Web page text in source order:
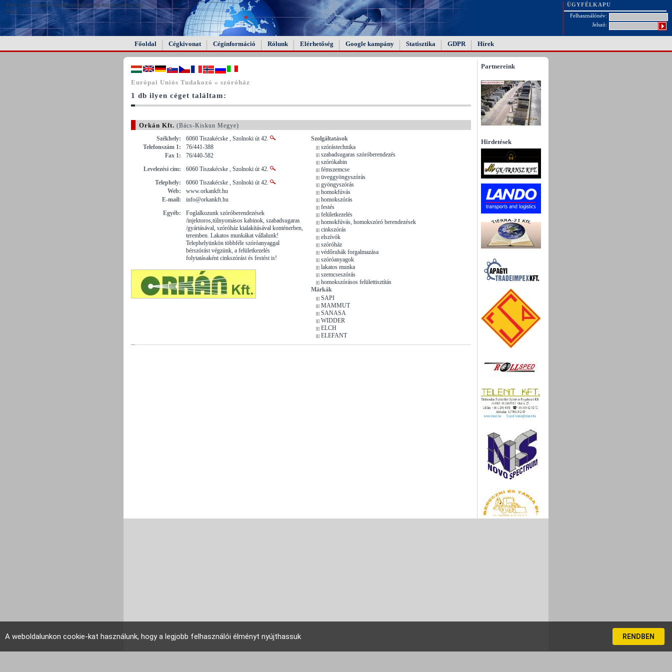
FAIL (the browser should render some flash content, not
this).
ÜGYFÉLKAPU
Felhasználónév:
Jelszó:
Főoldal Cégkivonat Céginformáció Rólunk Elérhetőség Google kampány Statisztika GDPR Hírek
Európai Uniós Tudakozó « szóróház
1 db ilyen céget találtam:
Orkán Kft. (Bács-Kiskun Megye)
Székhely:
6060 Tiszakécske , Szolnoki út 42.
Telefonszám 1:
76/441-388
Fax 1:
76/440-582
Levelezési cím:
6060 Tiszakécske , Szolnoki út 42.
Telephely:
6060 Tiszakécske , Szolnoki út 42.
Web:
www.orkankft.hu
E-mail:
info@orkankft.hu
Egyéb:
Foglalkozunk szóróberendezések
/injektoros,túlnyomásos kabinok, szabadsugaras
/gyártásával, szóróház kialakításával konténerben,
teremben. Lakatos munkákat vállalunk!
Telephelyünkön többféle szóróanyaggal
bérszórást végzünk, a felületkezelés
folytatásaként cinkszórást és festést is!
Szolgáltatások
szórástechnika
szabadsugaras szóróberendezés
szórókabin
fémszemcse
üveggyöngyszórás
gyöngyszórás
homokfúvás
homokszórás
festés
felületkezelés
homokfúvás, homokszóró berendezések
cinkszórás
elszívók
szóróház
védőruhák forgalmazása
szóróanyagok
lakatos munka
szemcseszórás
homokszórásos felülettisztítás
Márkák
SAPI
MAMMUT
SANASA
WIDDER
ELCH
ELEFANT
Partnereink
Hirdetések
A weboldalunkon cookie-kat használunk, hogy a legjobb felhasználói élményt nyújthassuk RENDBEN